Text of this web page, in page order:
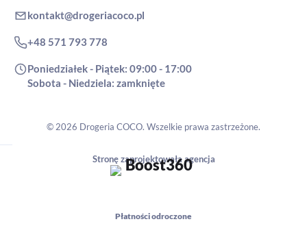
kontakt@drogeriacoco.pl
+48 571 793 778
Poniedziałek - Piątek: 09:00 - 17:00
Sobota - Niedziela: zamknięte
© 2026 Drogeria COCO. Wszelkie prawa zastrzeżone.
Stronę zaprojektowała agencja
Płatności odroczone